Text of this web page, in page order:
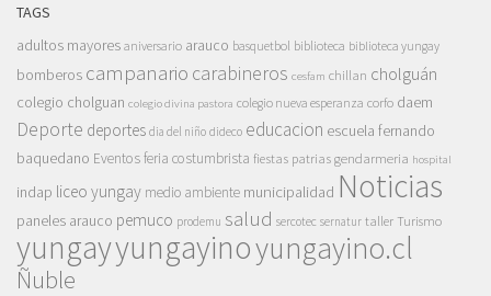
TAGS
adultos mayores aniversario arauco basquetbol biblioteca biblioteca yungay
bomberos campanario carabineros cesfam chillan cholguán
colegio cholguan colegio divina pastora colegio nueva esperanza corfo daem
Deporte deportes dia del niño dideco educacion escuela fernando
baquedano Eventosferia costumbrista fiestas patrias gendarmeria hospital
indap liceo yungay medio ambiente municipalidad Noticias
paneles arauco pemuco prodemu salud sercotec sernatur taller Turismo
yungayyungayinoyungayino.cl
Ñuble